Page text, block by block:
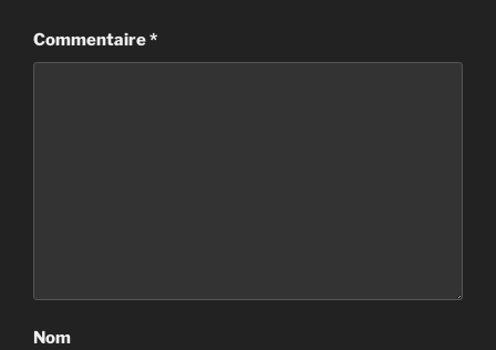
Commentaire*
Nom